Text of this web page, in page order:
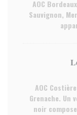
AOC
Sauvignon,
AOC
Grenache. Un
noir